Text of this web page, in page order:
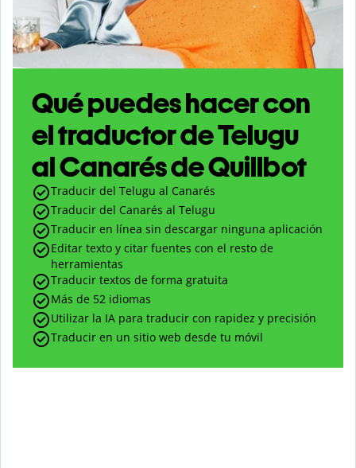
Qué puedes hacer con
el traductor de Telugu
al Canarés de Quillbot
Traducir del Telugu al Canarés
Traducir del Canarés al Telugu
Traducir en línea sin descargar ninguna aplicación
Editar texto y citar fuentes con el resto de
herramientas
Traducir textos de forma gratuita
Más de 52 idiomas
Utilizar la IA para traducir con rapidez y precisión
Traducir en un sitio web desde tu móvil